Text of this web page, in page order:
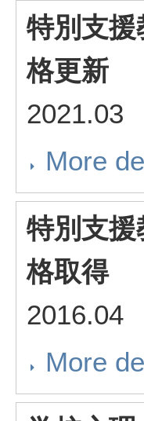
特別支
格更新
2021.03
More
特別支
格取得
2016.04
More